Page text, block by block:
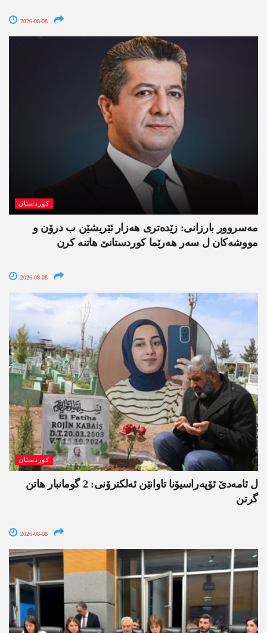
2026-08-08
کوردستان
مەسروور بارزانی: زێدەتری ھەزار ئێریشێن ب درۆن و
مووشەکان ل سەر ھەرێما کوردستانێ ھاتنە کرن
2026-08-08
کوردستان
ل ئامەدێ ئۆپەراسیۆنا تاوانێن ئەلکترۆنی: 2 گومانبار ھاتن
گرتن
2026-08-08